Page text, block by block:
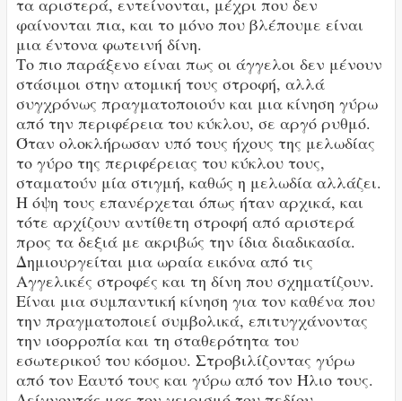
τα αριστερά, εντείνονται, μέχρι που δεν
φαίνονται πια, και το μόνο που βλέπουμε είναι
μια έντονα φωτεινή δίνη.
Το πιο παράξενο είναι πως οι άγγελοι δεν μένουν
στάσιμοι στην ατομική τους στροφή, αλλά
συγχρόνως πραγματοποιούν και μια κίνηση γύρω
από την περιφέρεια του κύκλου, σε αργό ρυθμό.
Όταν ολοκλήρωσαν υπό τους ήχους της μελωδίας
το γύρο της περιφέρειας του κύκλου τους,
σταματούν μία στιγμή, καθώς η μελωδία αλλάζει.
Η όψη τους επανέρχεται όπως ήταν αρχικά, και
τότε αρχίζουν αντίθετη στροφή από αριστερά
προς τα δεξιά με ακριβώς την ίδια διαδικασία.
Δημιουργείται μια ωραία εικόνα από τις
Αγγελικές στροφές και τη δίνη που σχηματίζουν.
Είναι μια συμπαντική κίνηση για τον καθένα που
την πραγματοποιεί συμβολικά, επιτυγχάνοντας
την ισορροπία και τη σταθερότητα του
εσωτερικού του κόσμου. Στροβιλίζοντας γύρω
από τον Εαυτό τους και γύρω από τον Ήλιο τους.